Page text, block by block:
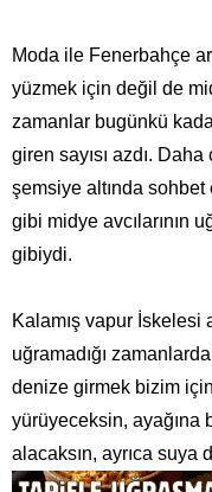
Moda ile Fenerbahçe
yüzmek için değil de
zamanlar bugünkü
giren sayısı azdı.
şemsiye altında sohbet
gibi midye avcılarının
gibiydi.
Kalamış vapur İskelesi
uğramadığı
denize girmek bizim
yürüyeceksin, ayağına
alacaksın, ayrıca suya